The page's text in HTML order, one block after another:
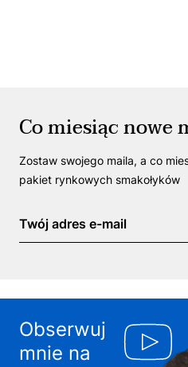
Co miesiąc nowe
Zostaw swojego maila, a co
pakiet rynkowych smakołyków
Obserwuj
mnie na